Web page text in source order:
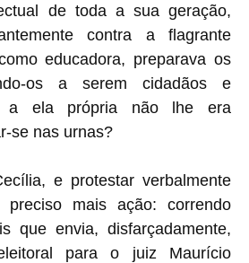
de toda a sua geração,
contra a flagrante
educadora, preparava os
os a serem cidadãos e
a ela própria não lhe era
se nas urnas?
e protestar verbalmente
mais ação: correndo
que envia, disfarçadamente,
para o juiz Maurício